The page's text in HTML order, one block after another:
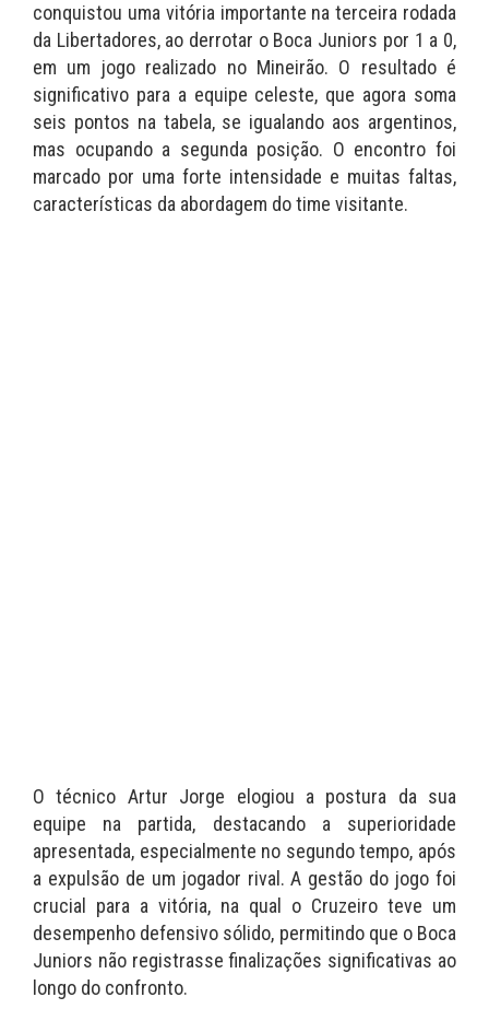
conquistou uma vitória importante na terceira rodada
da Libertadores, ao derrotar o Boca Juniors por 1 a 0,
em um jogo realizado no Mineirão. O resultado é
significativo para a equipe celeste, que agora soma
seis pontos na tabela, se igualando aos argentinos,
mas ocupando a segunda posição. O encontro foi
marcado por uma forte intensidade e muitas faltas,
características da abordagem do time visitante.
O técnico Artur Jorge elogiou a postura da sua
equipe na partida, destacando a superioridade
apresentada, especialmente no segundo tempo, após
a expulsão de um jogador rival. A gestão do jogo foi
crucial para a vitória, na qual o Cruzeiro teve um
desempenho defensivo sólido, permitindo que o Boca
Juniors não registrasse finalizações significativas ao
longo do confronto.